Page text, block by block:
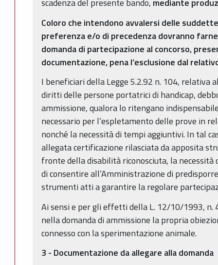
scadenza del presente bando, mediante
Coloro che intendono avvalersi delle
preferenza e/o di precedenza dovranno
domanda di partecipazione al concorso,
documentazione, pena l’esclusione dal
I beneficiari della Legge 5.2.92 n. 104, relativa
diritti delle persone portatrici di handicap,
ammissione, qualora lo ritengano
necessario per l’espletamento delle prove in
nonché la necessità di tempi aggiuntivi. In tal
allegata certificazione rilasciata da apposita
fronte della disabilità riconosciuta, la
di consentire all’Amministrazione di
strumenti atti a garantire la regolare
Ai sensi e per gli effetti della L. 12/10/1993, n.
nella domanda di ammissione la propria
connesso con la sperimentazione animale.
3 - Documentazione da allegare alla domanda